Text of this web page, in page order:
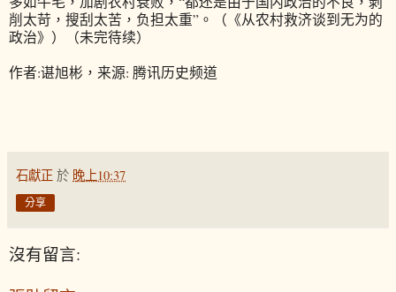
削太苛，搜刮太苦，负担太重”。（《从农村救济谈到无为的
政治》）（未完待续）
作者:谌旭彬，来源: 腾讯历史频道
石獻正 於 晚上10:37
分享
沒有留言: